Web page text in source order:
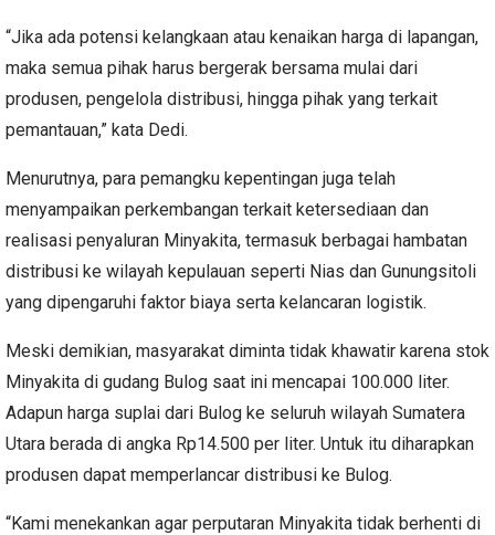
“Jika ada potensi kelangkaan atau kenaikan harga di lapangan,
maka semua pihak harus bergerak bersama mulai dari
produsen, pengelola distribusi, hingga pihak yang terkait
pemantauan,” kata Dedi.
Menurutnya, para pemangku kepentingan juga telah
menyampaikan perkembangan terkait ketersediaan dan
realisasi penyaluran Minyakita, termasuk berbagai hambatan
distribusi ke wilayah kepulauan seperti Nias dan Gunungsitoli
yang dipengaruhi faktor biaya serta kelancaran logistik.
Meski demikian, masyarakat diminta tidak khawatir karena stok
Minyakita di gudang Bulog saat ini mencapai 100.000 liter.
Adapun harga suplai dari Bulog ke seluruh wilayah Sumatera
Utara berada di angka Rp14.500 per liter. Untuk itu diharapkan
produsen dapat memperlancar distribusi ke Bulog.
“Kami menekankan agar perputaran Minyakita tidak berhenti di